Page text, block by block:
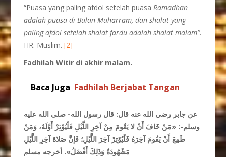
“Puasa yang paling afdol setelah puasaRamadhan
adalah puasa di Bulan Muharram, dan shalat yang
paling afdol setelah shalat fardu adalah shalat malam”.
HR. Muslim.[2]
Fadhilah Witir di akhir malam.
Baca Juga Fadhilah Berjabat Tangan
عن جابر رضي الله عنه قال: قال رسول الله- صلى الله عليه
وسلم-: «مَنْ خَافَ أَنْ لا يَقُومَ مِنْ آخِرِ اللَّيْلِ فَلْيُوْتِرْ أَوَّلَهُ، وَمَنْ
طَمِعَ أَنْ يَقُومَ آخِرَهُ فَلْيُوْتِرْ آخِرَ اللَّيْلِ؛ فَإنَّ صَلاةَ آخِرِ اللَّيْلِ
مَشْهُودَةٌ وَذَلِكَ أَفْضَلُ». أخرجه مسلم